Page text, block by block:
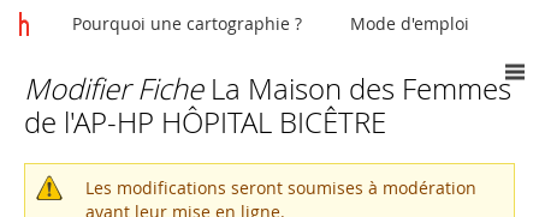
Vous
êtes
ici
Modifier FicheLa Maison des Femmes
de l'AP-HP HÔPITAL BICÊTRE
Les modifications seront soumises à modération
avant leur mise en ligne.
Pourquoi une cartographie ? Mode d'emploi